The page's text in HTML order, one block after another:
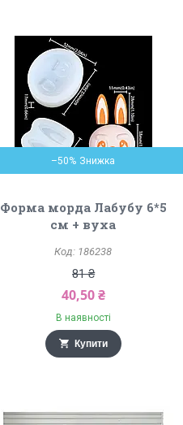
–50%
Форма морда Лабубу 6*5
см + вуха
186238
81 ₴
40,50 ₴
В наявності
Купити